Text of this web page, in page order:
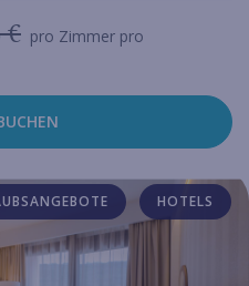
€ pro Zimmer pro
HOTELS